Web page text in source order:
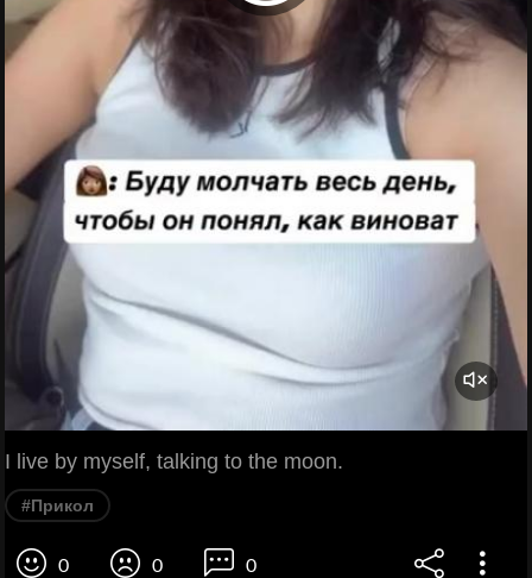
I live by myself, talking to the moon.
#Прикол
0 0 0